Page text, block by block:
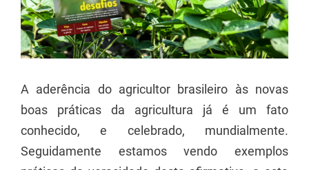
A aderência do agricultor brasileiro às novas
boas práticas da agricultura já é um fato
conhecido, e celebrado, mundialmente.
Seguidamente estamos vendo exemplos